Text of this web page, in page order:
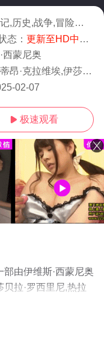
,历史,战争,冒险
2002
态： 更新至HD中字
西蒙尼奥
·罗西里尼,热拉尔·德帕迪约,约翰·马尔科维奇,阿努克·艾梅,海诺·费尔希,恩尼奥
02-07
 极速观看
由伊维斯·西蒙尼奥
拉·罗西里尼,热拉
梅,海诺·费尔希,恩